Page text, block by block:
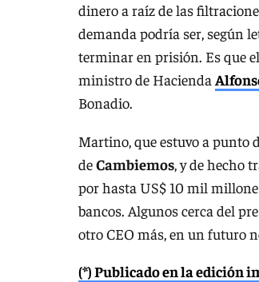
dinero a raíz de las
demanda podría ser, según
terminar en prisión. Es que
ministro de Hacienda
Bonadio.
Martino, que estuvo a punto
deCambiemos, y de hecho
por hasta US$ 10 mil
bancos. Algunos cerca del
otro CEO más, en un futuro
(*) Publicado en la edición